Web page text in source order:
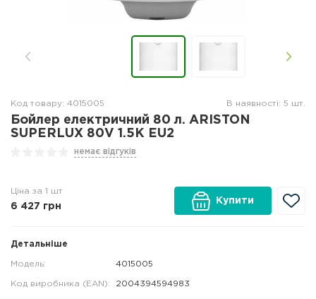
Код товару: 4015005 В наявності: 5 шт.
Бойлер електричний 80 л. ARISTON
SUPERLUX 80V 1.5K EU2
немає відгуків
Ціна за 1 шт
6 427 грн
Купити
Детальніше
Модель: 4015005
Код виробника (EAN): 2004394594983